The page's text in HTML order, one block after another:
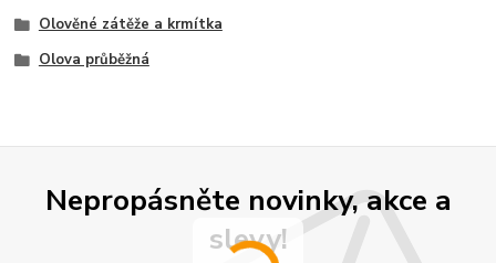
Olověné zátěže a krmítka
Olova průběžná
Nepropásněte novinky, akce a
slevy!